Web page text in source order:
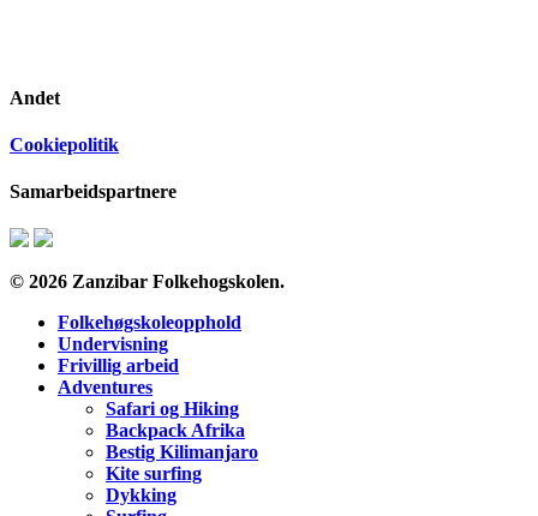
Andet
Cookiepolitik
Samarbeidspartnere
© 2026 Zanzibar Folkehogskolen.
Folkehøgskoleopphold
Undervisning
Frivillig arbeid
Adventures
Safari og Hiking
Backpack Afrika
Bestig Kilimanjaro
Kite surfing
Dykking